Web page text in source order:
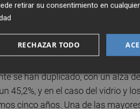
como consecuencia, primero, de la
por la invasión de Ucrania por
se han duplicado, con un alza
45,2%, y en el caso del vidrio y
cinco años. Una de las
retirar su consentimiento en
RECHAZAR TODO